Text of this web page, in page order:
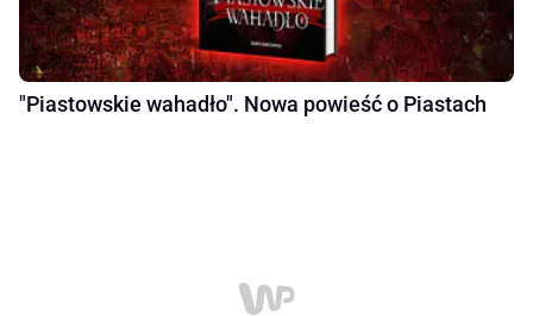
"Piastowskie wahadło". Nowa powieść o Piastach